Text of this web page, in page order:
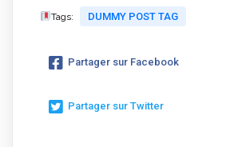
Tags: DUMMY POST TAG
Partager sur Facebook
Partager sur Twitter